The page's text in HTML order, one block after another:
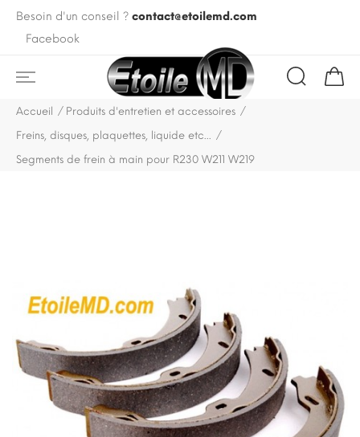
Besoin d'un conseil ? contact@etoilemd.com
Facebook
Accueil
Produits d'entretien et accessoires
Freins, disques, plaquettes, liquide etc...
Segments de frein à main pour R230 W211 W219